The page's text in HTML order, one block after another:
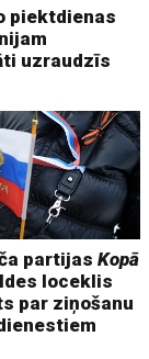
piektdienas
uzraudzīs
partijasKopā
loceklis
par ziņošanu